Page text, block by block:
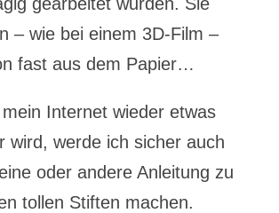
– wie bei einem 3D-Film –
fast aus dem Papier…
Internet wieder etwas
wird, werde ich sicher auch
oder andere Anleitung zu
tollen Stiften machen.